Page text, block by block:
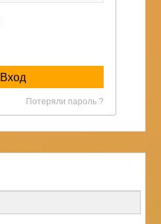
Вход
Потеряли пароль ?